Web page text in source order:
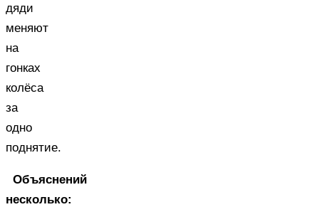
дяди
меняют
на
гонках
колёса
за
одно
поднятие.
Объяснений
несколько: